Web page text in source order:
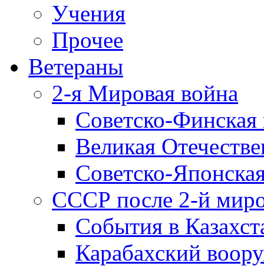
Учения
Прочее
Ветераны
2-я Мировая война
Советско-
Великая
Советско-
СССР после 2-й
События в
Карабахский